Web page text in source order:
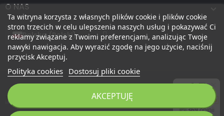
Ta witryna korzysta z własnych plików cookie i plików cookie
stron trzecich w celu ulepszenia naszych usług i pokazywać Ci
reklamy związane z Twoimi preferencjami, analizując Twoje
nawyki nawigacja. Aby wyrazić zgodę na jego użycie, naciśnij
przycisk Akceptuj.
Polityka cookies Dostosuj pliki cookie
AKCEPTUJĘ
O NAS